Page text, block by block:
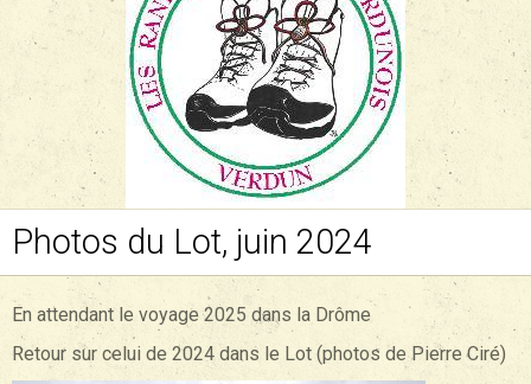
Accueil
Contact
Photos du Lot, juin 2024
En attendant le voyage 2025 dans la Drôme
Retour sur celui de 2024 dans le Lot (photos de Pierre Ciré)